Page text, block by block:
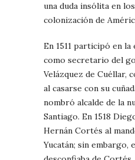
una duda insólita en
colonización de
En 1511 participó en la
como secretario del
Velázquez de Cuéllar,
al casarse con su
nombró alcalde de la
Santiago. En 1518
Hernán Cortés al
Yucatán; sin embargo,